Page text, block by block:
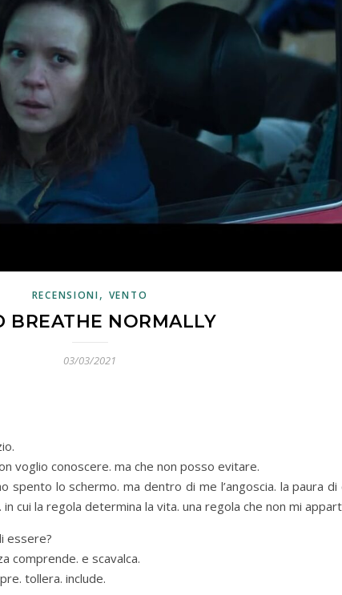
RECENSIONI, VENTO
BREATHE NORMALLY
03/03/2021
voglio conoscere. ma che non posso evitare.
spento lo schermo. ma dentro di me l’angoscia. la paura
cui la regola determina la vita. una regola che non mi
essere?
comprende. e scavalca.
tollera. include.